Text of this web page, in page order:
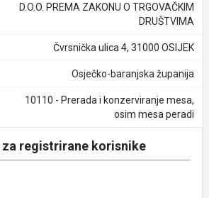
D.O.O. PREMA ZAKONU O TRGOVAČKIM
DRUŠTVIMA
Čvrsnička ulica 4, 31000 OSIJEK
Osječko-baranjska županija
10110 - Prerada i konzerviranje mesa,
osim mesa peradi
registrirane korisnike